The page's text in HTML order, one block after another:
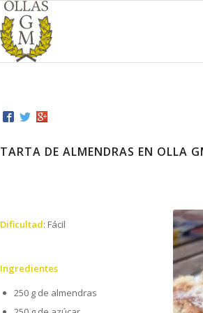
TARTA DE ALMENDRAS EN OLLA
Dificultad: Fácil
Ingredientes
250 g de almendras